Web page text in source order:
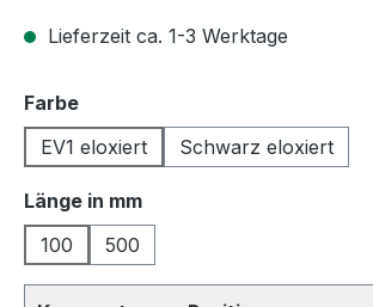
Lieferzeit ca. 1-3 Werktage
Farbeauswählen
EV1 eloxiert
Schwarz eloxiert
Länge in mmauswählen
100
500